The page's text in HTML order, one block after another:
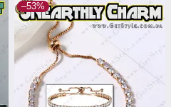
–53%